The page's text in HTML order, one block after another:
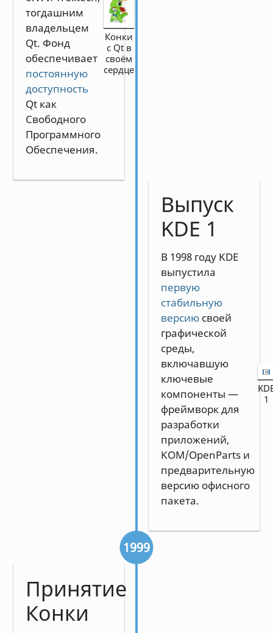
тогдашним
владельцем
Qt. Фонд
обеспечивает
постоянную
доступность
Qt как
Свободного
Программного
Обеспечения.
Конки
с Qt в
своём
сердце
Выпуск
KDE 1
В 1998 году KDE
выпустила
первую
стабильную
версию своей
графической
среды,
включавшую
ключевые
компоненты —
фреймворк для
разработки
приложений,
KOM/OpenParts и
предварительную
версию офисного
пакета.
1
1999
Принятие
Конки